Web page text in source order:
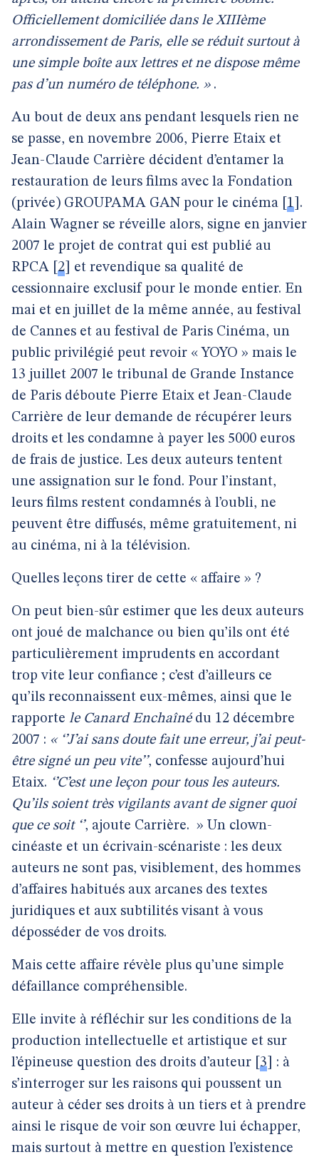
Officiellement domiciliée dans le XIIIème
arrondissement de Paris, elle se réduit surtout à
une simple boîte aux lettres et ne dispose même
pas d’un numéro de téléphone. » .
Au bout de deux ans pendant lesquels rien ne
se passe, en novembre 2006, Pierre Etaix et
Jean-Claude Carrière décident d’entamer la
restauration de leurs films avec la Fondation
(privée) GROUPAMA GAN pour le cinéma 1 .
Alain Wagner se réveille alors, signe en janvier
2007 le projet de contrat qui est publié au
RPCA 2
et revendique sa qualité de
cessionnaire exclusif pour le monde entier. En
mai et en juillet de la même année, au festival
de Cannes et au festival de Paris Cinéma, un
public privilégié peut revoir « YOYO » mais le
13 juillet 2007 le tribunal de Grande Instance
de Paris déboute Pierre Etaix et Jean-Claude
Carrière de leur demande de récupérer leurs
droits et les condamne à payer les 5000 euros
de frais de justice. Les deux auteurs tentent
une assignation sur le fond. Pour l’instant,
leurs films restent condamnés à l’oubli, ne
peuvent être diffusés, même gratuitement, ni
au cinéma, ni à la télévision.
Quelles leçons tirer de cette « affaire » ?
On peut bien-sûr estimer que les deux auteurs
ont joué de malchance ou bien qu’ils ont été
particulièrement imprudents en accordant
trop vite leur confiance ; c’est d’ailleurs ce
qu’ils reconnaissent eux-mêmes, ainsi que le
rapporte le Canard Enchaînédu 12 décembre
2007 : « ‘’J’ai sans doute fait une erreur, j’ai peut-
être signé un peu vite’’, confesse aujourd’hui
Etaix. ‘’C’est une leçon pour tous les auteurs.
Qu’ils soient très vigilants avant de signer quoi
que ce soit ‘’, ajoute Carrière. » Un clown-
cinéaste et un écrivain-scénariste : les deux
auteurs ne sont pas, visiblement, des hommes
d’affaires habitués aux arcanes des textes
juridiques et aux subtilités visant à vous
déposséder de vos droits.
Mais cette affaire révèle plus qu’une simple
défaillance compréhensible.
Elle invite à réfléchir sur les conditions de la
production intellectuelle et artistique et sur
l’épineuse question des droits d’auteur 3
: à
s’interroger sur les raisons qui poussent un
auteur à céder ses droits à un tiers et à prendre
ainsi le risque de voir son œuvre lui échapper,
mais surtout à mettre en question l’existence